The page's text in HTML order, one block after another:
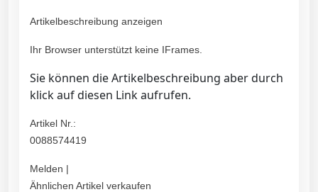
Artikelbeschreibung anzeigen
Ihr Browser unterstützt keine IFrames.
Sie können die Artikelbeschreibung aber durch
klick auf diesen Link aufrufen.
Artikel Nr.:
0088574419
Melden |
Ähnlichen Artikel verkaufen